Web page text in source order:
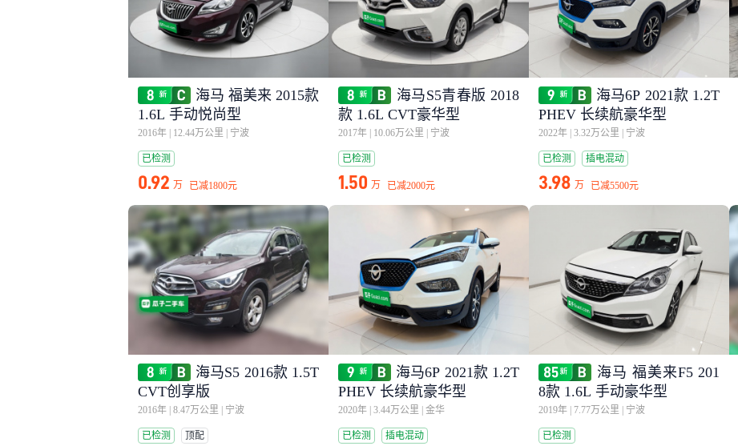
海马 福美来 2015款
1.6L 手动悦尚型
2016年 12.44万公里 宁波
已检测
0.92 万 已减1800元
海马S5青春版 2018
款 1.6L CVT豪华型
2017年 10.06万公里 宁波
已检测
1.50 万 已减2000元
海马6P 2021款 1.2T
PHEV 长续航豪华型
2022年 3.32万公里 宁波
已检测 插电混动
3.98 万 已减5500元
海马S5 2016款 1.5T
CVT创享版
2016年 8.47万公里 宁波
已检测 顶配
海马6P 2021款 1.2T
PHEV 长续航豪华型
2020年 3.44万公里 金华
已检测 插电混动
海马 福美来F5 201
8款 1.6L 手动豪华型
2019年 7.77万公里 宁波
已检测